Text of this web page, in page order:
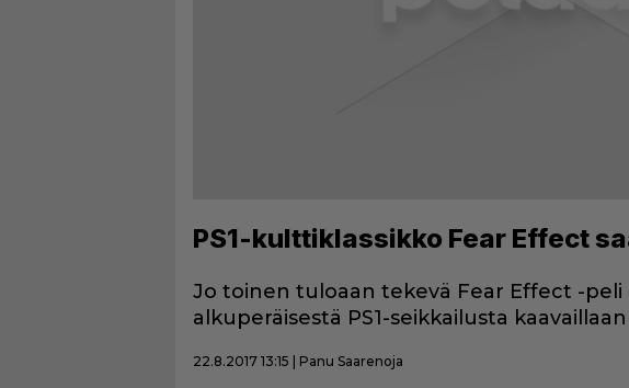
PS1-kulttiklassikko Fear Effect
Jo toinen tuloaan tekevä Fear Effect -
alkuperäisestä PS1-seikkailusta
22.8.2017 13:15 | Panu Saarenoja